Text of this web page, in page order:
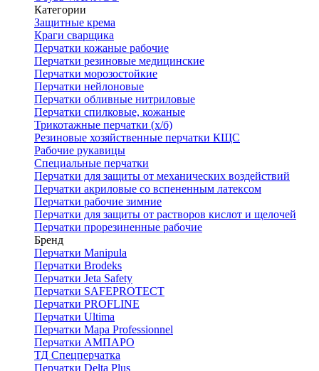
Категории
Защитные крема
Краги сварщика
Перчатки кожаные рабочие
Перчатки резиновые медицинские
Перчатки морозостойкие
Перчатки нейлоновые
Перчатки обливные нитриловые
Перчатки спилковые, кожаные
Трикотажные перчатки (х/б)
Резиновые хозяйственные перчатки КЩС
Рабочие рукавицы
Специальные перчатки
Перчатки для защиты от механических воздействий
Перчатки акриловые со вспененным латексом
Перчатки рабочие зимние
Перчатки для защиты от растворов кислот и щелочей
Перчатки прорезиненные рабочие
Бренд
Перчатки Manipula
Перчатки Brodeks
Перчатки Jeta Safety
Перчатки SAFEPROTECT
Перчатки PROFLINE
Перчатки Ultima
Перчатки Мара Professionnel
Перчатки АМПАРО
ТД Спецперчатка
Перчатки Delta Plus